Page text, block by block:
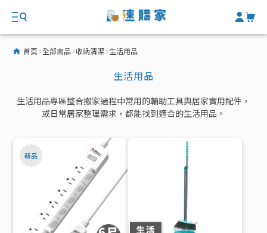
首頁 全部商品 收納清潔 生活用品
生活用品
生活用品專區整合搬家過程中常用的輔助工具與居家實用配件，
或日常居家整理需求，都能找到適合的生活用品。